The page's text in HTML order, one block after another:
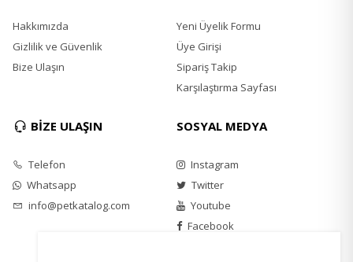
Hakkımızda
Gizlilik ve Güvenlik
Bize Ulaşın
Yeni Üyelik Formu
Üye Girişi
Sipariş Takip
Karşılaştırma Sayfası
BİZE ULAŞIN
Telefon
Whatsapp
info@petkatalog.com
SOSYAL MEDYA
Instagram
Twitter
Youtube
Facebook